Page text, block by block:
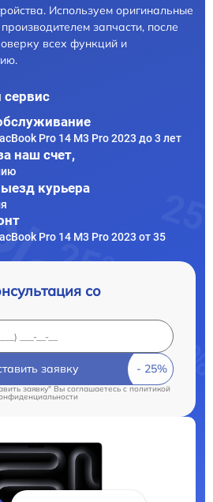
Используем оригинальные
запчасти, после
всех функций и
Pro 14 M3 Pro 2023 до 3 лет
наш счет,
курьера
Pro 14 M3 Pro 2023 от 35
со
заявку
заявку" Вы соглашаетесь cполитикой